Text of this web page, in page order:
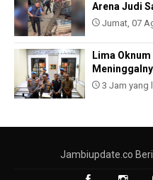
Arena Judi
Jumat, 07
Lima
3 Jam yang
Jambiupdate.co